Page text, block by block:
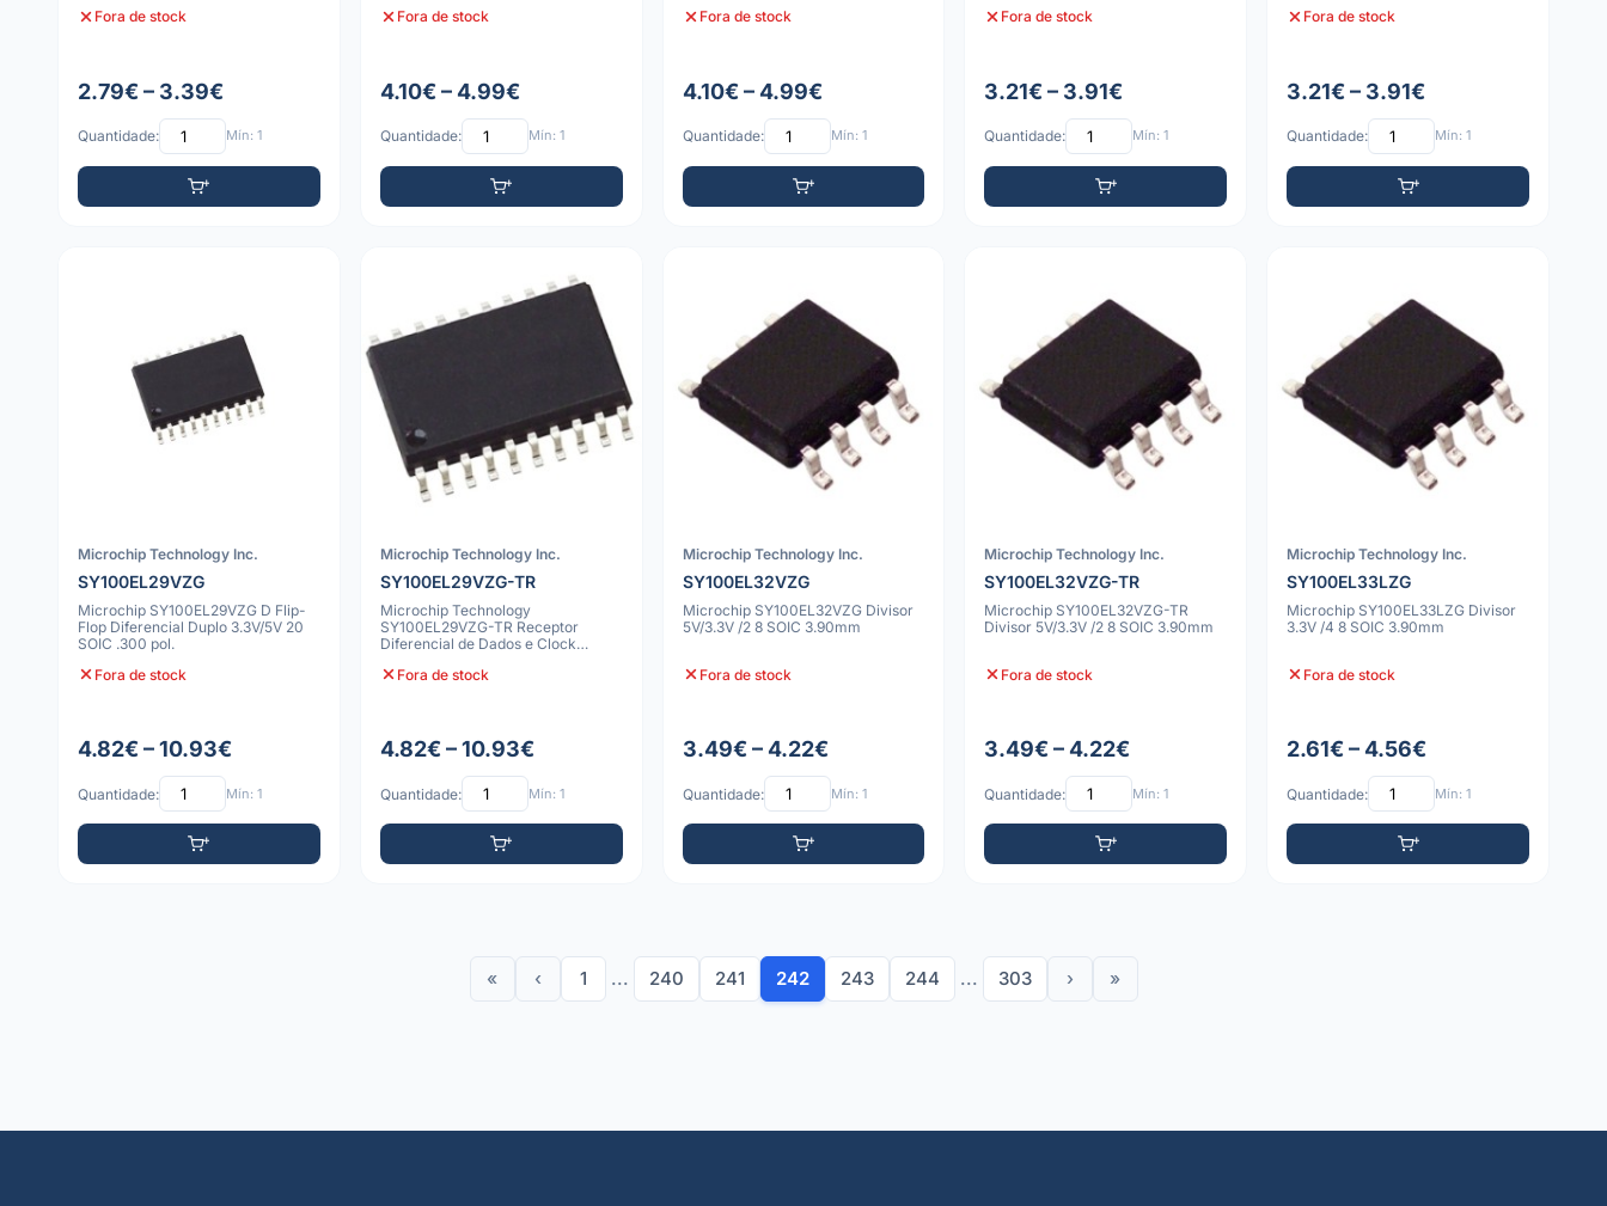
Fora de stock
2.79€ – 3.39€
Quantidade: Mín: 1
Fora de stock
4.10€ – 4.99€
Quantidade: Mín: 1
Fora de stock
4.10€ – 4.99€
Quantidade: Mín: 1
Fora de stock
3.21€ – 3.91€
Quantidade: Mín: 1
Fora de stock
3.21€ – 3.91€
Quantidade: Mín: 1
Microchip Technology Inc.
SY100EL29VZG
Microchip SY100EL29VZG D Flip-
Flop Diferencial Duplo 3.3V/5V 20
SOIC .300 pol.
Fora de stock
4.82€ – 10.93€
Quantidade: Mín: 1
Microchip Technology Inc.
SY100EL29VZG-TR
Microchip Technology
SY100EL29VZG-TR Receptor
Diferencial de Dados e Clock
Fora de stock
4.82€ – 10.93€
Quantidade: Mín: 1
Microchip Technology Inc.
SY100EL32VZG
Microchip SY100EL32VZG Divisor
5V/3.3V /2 8 SOIC 3.90mm
Fora de stock
3.49€ – 4.22€
Quantidade: Mín: 1
Microchip Technology Inc.
SY100EL32VZG-TR
Microchip SY100EL32VZG-TR
Divisor 5V/3.3V /2 8 SOIC 3.90mm
Fora de stock
3.49€ – 4.22€
Quantidade: Mín: 1
Microchip Technology Inc.
SY100EL33LZG
Microchip SY100EL33LZG Divisor
3.3V /4 8 SOIC 3.90mm
Fora de stock
2.61€ – 4.56€
Quantidade: Mín: 1
« ‹ 1 ... 240 241 242 243 244 ... 303 › »